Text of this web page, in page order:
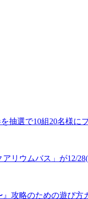
抽選で10組20名様に
リウムバス」が12/
攻略のための遊び